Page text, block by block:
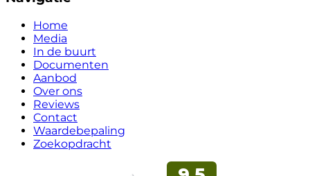
Home
Media
In de buurt
Documenten
Aanbod
Over ons
Reviews
Contact
Waardebepaling
Zoekopdracht